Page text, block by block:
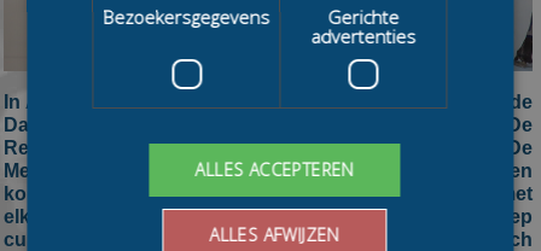
In Alkmaar heeft Bart Hoolwerf de tweede wedstrijd in de
Daikin Marathon Cup op zijn naam geschreven. De
Reggeborgh-sprinter was in een mistig ijsstadion De
Meent de snelste in de massasprint. Na 125 ronden
konden de snelste mannen, rijk bekroont met titels, met
elkaar de degens kruisen. Hoolwerf klopt op de streep
cupwinnaar Harm Visser (Essent) en olympisch
Bezoekersgegevens
Gerichte
advertenties
ALLES ACCEPTEREN
ALLES AFWIJZEN